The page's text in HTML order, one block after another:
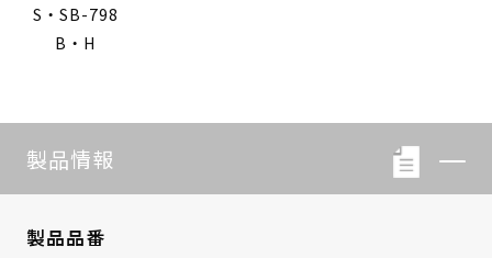
S・SB-798
B・H
製品情報
製品品番